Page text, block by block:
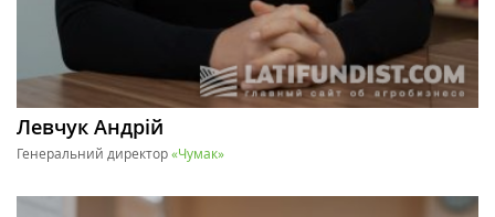
Левчук Андрій
Генеральний директор«Чумак»